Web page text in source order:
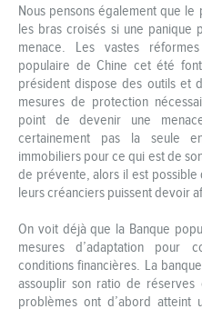
Nous pensons également que
les bras croisés si une panique
menace. Les vastes
populaire de Chine cet été
président dispose des outils et
mesures de protection
point de devenir une
certainement pas la seule
immobiliers pour ce qui est de
de prévente, alors il est
leurs créanciers puissent devoir
On voit déjà que la Banque
mesures d’adaptation pour
conditions financières. La
assouplir son ratio de
problèmes ont d’abord